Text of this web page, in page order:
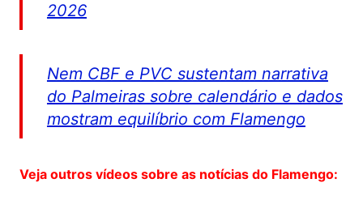
2026
Nem CBF e PVC sustentam narrativa
do Palmeiras sobre calendário e dados
mostram equilíbrio com Flamengo
Veja outros vídeos sobre as notícias do Flamengo: